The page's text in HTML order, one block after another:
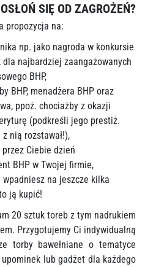
SIĘ OD ZAGROŻEŃ?
propozycja na:
np. jako nagroda w konkursie
najbardziej zaangażowanych
BHP,
BHP, menadżera BHP oraz
ppoż. chociażby z okazji
(podkreśli jego prestiż.
nią rozstawał!),
Ciebie dzień
BHP w Twojej firmie,
na jeszcze kilka
ją kupić!
20 sztuk toreb z tym nadrukiem
Przygotujemy Ci indywidualną
torby bawełniane o tematyce
lub gadżet dla każdego